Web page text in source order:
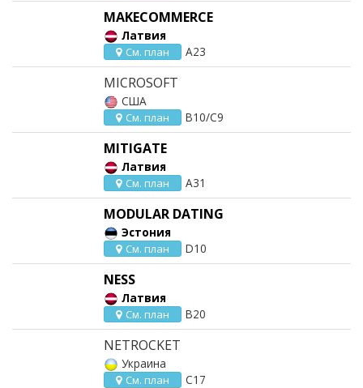
MAKECOMMERCE
Латвия
См. план A23
MICROSOFT
США
См. план B10/C9
MITIGATE
Латвия
См. план A31
MODULAR DATING
Эстония
См. план D10
NESS
Латвия
См. план B20
NETROCKET
Украина
См. план C17